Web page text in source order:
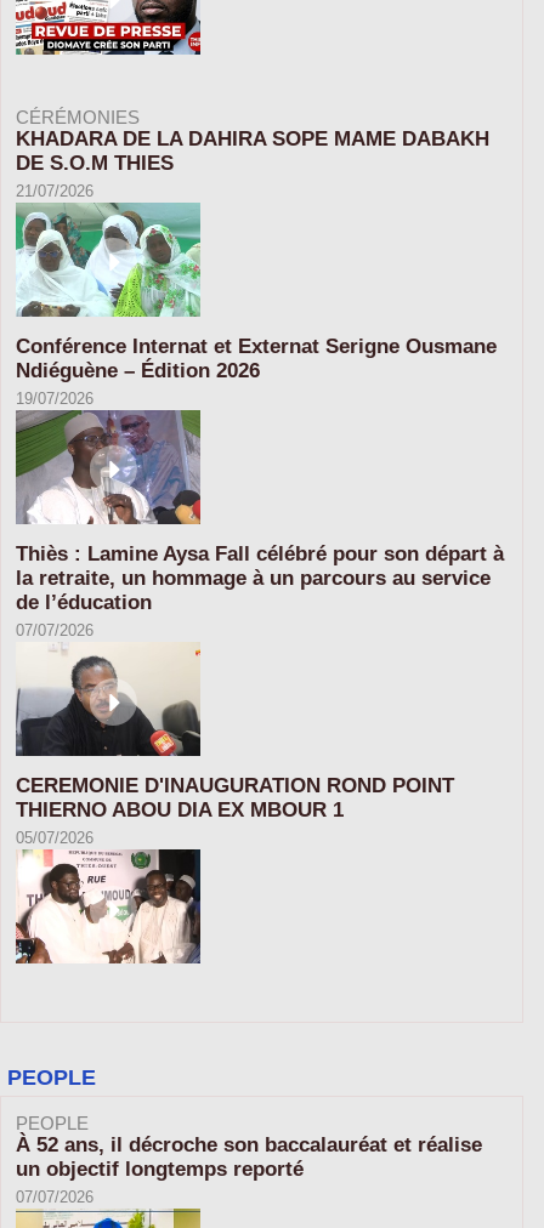
CÉRÉMONIES
KHADARA DE LA DAHIRA SOPE MAME DABAKH
DE S.O.M THIES
21/07/2026
Conférence Internat et Externat Serigne Ousmane
Ndiéguène – Édition 2026
19/07/2026
Thiès : Lamine Aysa Fall célébré pour son départ à
la retraite, un hommage à un parcours au service
de l’éducation
07/07/2026
CEREMONIE D'INAUGURATION ROND POINT
THIERNO ABOU DIA EX MBOUR 1
05/07/2026
PEOPLE
PEOPLE
À 52 ans, il décroche son baccalauréat et réalise
un objectif longtemps reporté
07/07/2026